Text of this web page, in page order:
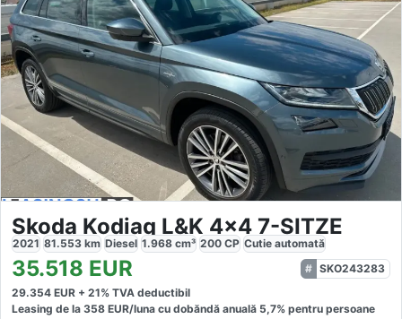
Skoda Kodiaq L&K 4x4 7-SITZE
2021 81.553 km Diesel 1.968 cm³ 200 CP Cutie automată
35.518 EUR
SKO243283
29.354 EUR + 21% TVA deductibil
Leasing de la 358 EUR/luna cu dobăndă anuală 5,7% pentru persoane